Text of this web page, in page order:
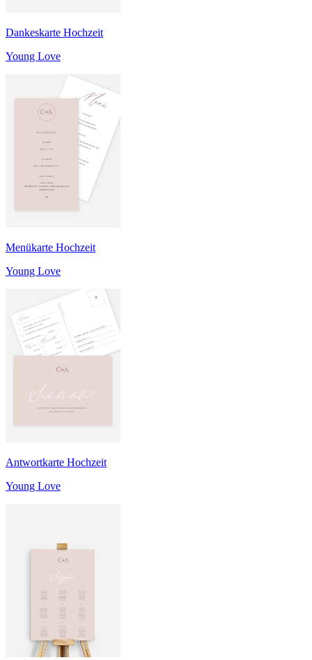
Dankeskarte Hochzeit
Young Love
Menükarte Hochzeit
Young Love
Antwortkarte Hochzeit
Young Love